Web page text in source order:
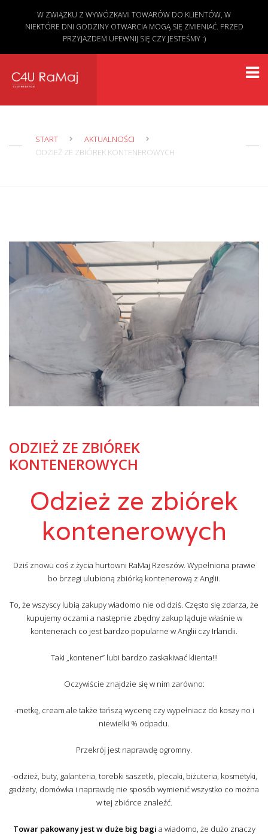
START
AKTUALNOŚCI
ODZIEŻ ZE ZBIÓREK KONTENEROWYCH
ODZIEŻ ZE ZBIÓREK
KONTENEROWYCH
Odzież ze zbiórek
kontenerowych
Dziś znowu coś z życia hurtowni RaMaj Rzeszów. Wypełniona prawie
bo brzegi ulubioną zbiórką kontenerową z Anglii.
To, że wszyscy lubią zakupy wiadomo nie od dziś. Często się zdarza, że
kupujemy oczami a następnie zbędny zakup ląduje właśnie w
kontenerach co jest bardzo popularne w Anglii czy Irlandii.
Taki „kontener” lubi bardzo zaskakiwać klienta!!!
Oczywiście znajdzie się w nim zarówno:
-metkę, cream ale także tańszą wycenę czy wypełniacz do koszy no i
niewielki % odpadu.
Przekrój jest naprawdę ogromny.
-odzież, buty, galanteria, torebki saszetki, plecaki, biżuteria, kosmetyki,
gadżety, domówka i naprawdę nie sposób wymienić wszystko co można
w tej zbiórce znaleźć.
Towar pakowany jest w duże big bagi a wiadomo, że dużo znaczy
W ZWIĄZKU Z WYWÓZKAMI TOWARÓW DO KLIENTÓW, W
NIEKTÓRE DNI GODZINY OTWARCIA MOGĄ SIĘ ZMIENIAĆ. PRZED
PRZYJAZDEM UPEWNIJ SIĘ CZY JESTEŚMY :)